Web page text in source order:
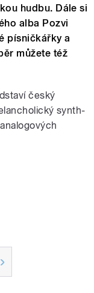
hudbu. Dále si
alba Pozvi
písničkářky a
můžete též
český
synth-